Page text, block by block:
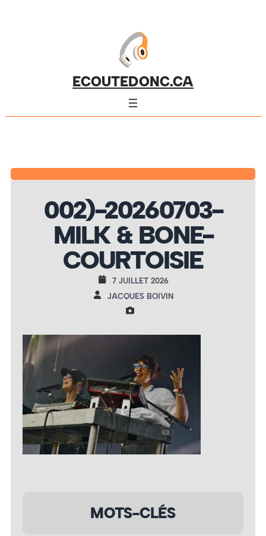
ECOUTEDONC.CA
002)-20260703-
MILK & BONE-
COURTOISIE
7 JUILLET 2026
JACQUES BOIVIN
MOTS-CLÉS